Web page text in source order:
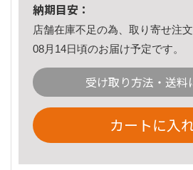
納期目安：
店舗在庫不足の為、取り寄せ注文
08月14日頃のお届け予定です。
受け取り方法・送料
カートに入